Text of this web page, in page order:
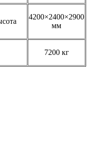
4200×2400×2900
мм
7200 кг